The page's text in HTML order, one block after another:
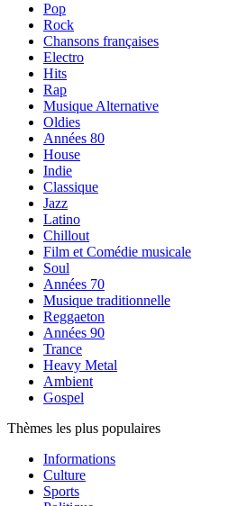
Pop
Rock
Chansons françaises
Electro
Hits
Rap
Musique Alternative
Oldies
Années 80
House
Indie
Classique
Jazz
Latino
Chillout
Film et Comédie musicale
Soul
Années 70
Musique traditionnelle
Reggaeton
Années 90
Trance
Heavy Metal
Ambient
Gospel
Thèmes les plus populaires
Informations
Culture
Sports